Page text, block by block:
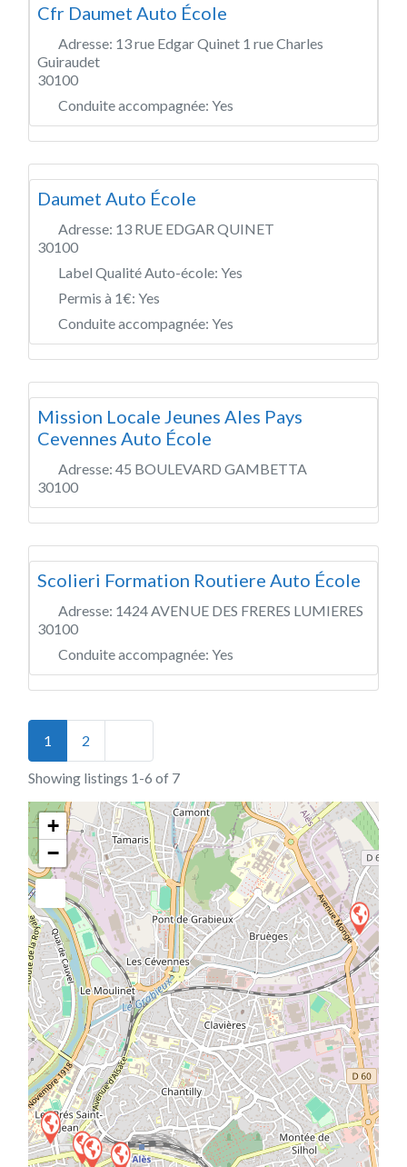
Cfr Daumet Auto École
Adresse: 13 rue Edgar Quinet 1 rue Charles
Guiraudet
30100
Conduite accompagnée: Yes
Daumet Auto École
Adresse: 13 RUE EDGAR QUINET
30100
Label Qualité Auto-école: Yes
Permis à 1€: Yes
Conduite accompagnée: Yes
Mission Locale Jeunes Ales Pays
Cevennes Auto École
Adresse: 45 BOULEVARD GAMBETTA
30100
Scolieri Formation Routiere Auto École
Adresse: 1424 AVENUE DES FRERES LUMIERES
30100
Conduite accompagnée: Yes
Posts navigation
1 2
Showing listings 1-6 of 7
+
−